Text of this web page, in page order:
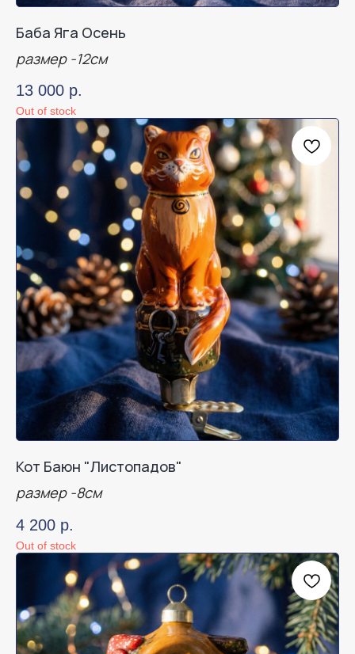
Баба Яга Осень
размер -12см
13 000 р.
Out of stock
Кот Баюн "Листопадов"
размер -8см
4 200 р.
Out of stock